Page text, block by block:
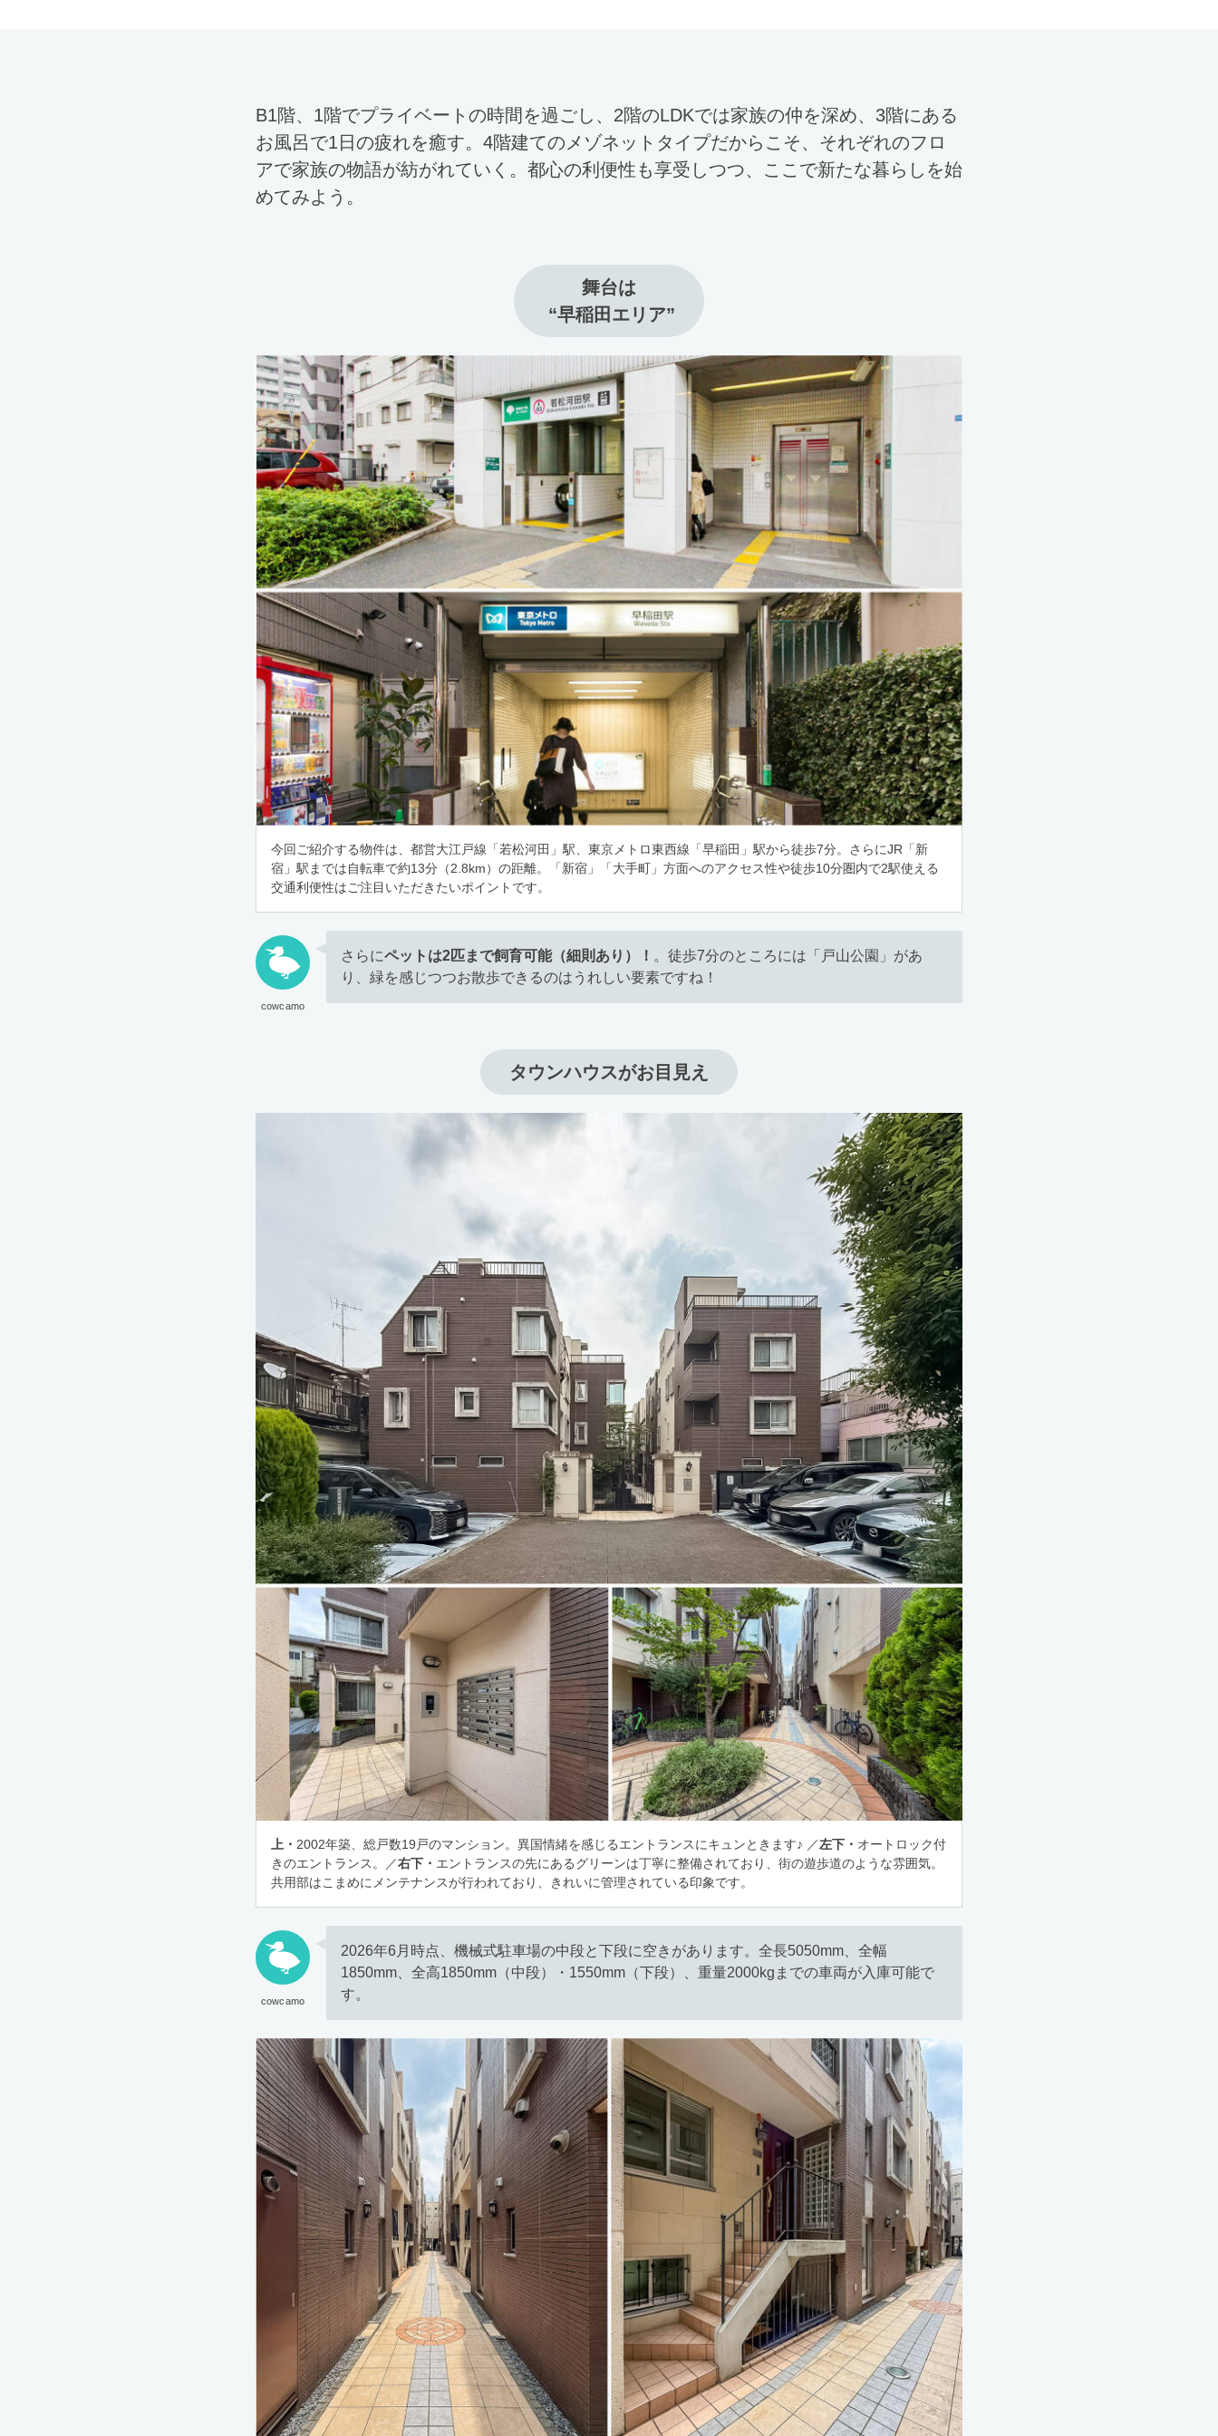
B1階、1階でプライベートの時間を過ごし、2階のLDKでは家族の仲を深め、3階にある
お風呂で1日の疲れを癒す。4階建てのメゾネットタイプだからこそ、それぞれのフロ
アで家族の物語が紡がれていく。都心の利便性も享受しつつ、ここで新たな暮らしを始
めてみよう。
舞台は
“早稲田エリア”
今回ご紹介する物件は、都営大江戸線「若松河田」駅、東京メトロ東西線「早稲田」駅から徒歩7分。さらにJR「新
宿」駅までは自転車で約13分（2.8km）の距離。「新宿」「大手町」方面へのアクセス性や徒歩10分圏内で2駅使える
交通利便性はご注目いただきたいポイントです。
cowcamo
さらにペットは2匹まで飼育可能（細則あり）！ 。徒歩7分のところには「戸山公園」があ
り、緑を感じつつお散歩できるのはうれしい要素ですね！
タウンハウスがお目見え
上・ 2002年築、総戸数19戸のマンション。異国情緒を感じるエントランスにキュンときます♪ ／左下・ オートロック付
きのエントランス。／右下・ エントランスの先にあるグリーンは丁寧に整備されており、街の遊歩道のような雰囲気。
共用部はこまめにメンテナンスが行われており、きれいに管理されている印象です。
cowcamo
2026年6月時点、機械式駐車場の中段と下段に空きがあります。全長5050mm、全幅
1850mm、全高1850mm（中段）・1550mm（下段）、重量2000kgまでの車両が入庫可能で
す。